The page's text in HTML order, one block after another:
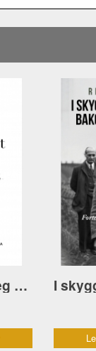
I kjærlighet til deg selv